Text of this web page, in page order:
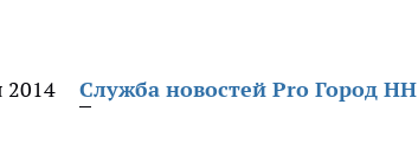
2014
Служба новостей Pro Город НН